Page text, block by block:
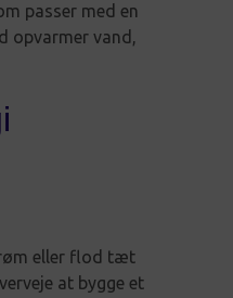
passer med en
opvarmer vand,
eller flod tæt
at bygge et